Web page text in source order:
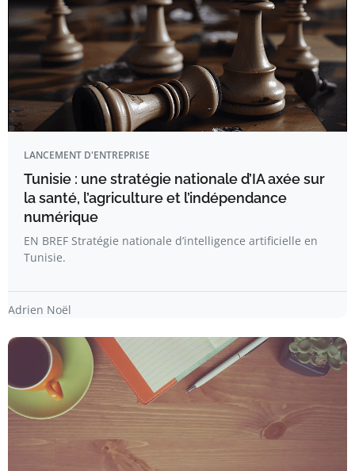
LANCEMENT D'ENTREPRISE
Tunisie : une stratégie nationale d’IA axée sur
la santé, l’agriculture et l’indépendance
numérique
EN BREF Stratégie nationale d’intelligence artificielle en
Tunisie.
Adrien Noël